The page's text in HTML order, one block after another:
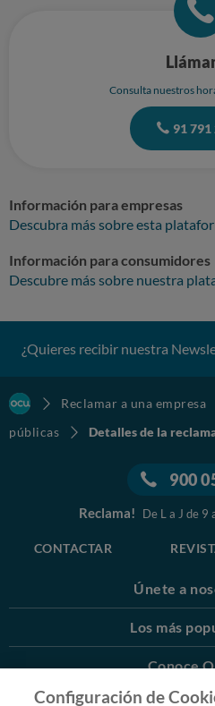
Consulta nuestros
91 791
Información para empresas
Descubra más sobre esta
Información para consumidores
Descubre más sobre nuestra
¿Quieres recibir nuestra
Reclamar a una empresa
públicas
Detalles de la
900
Reclama! De L a J de 9
CONTACTAR
Únete a
Los más
Conoce
Configuración de